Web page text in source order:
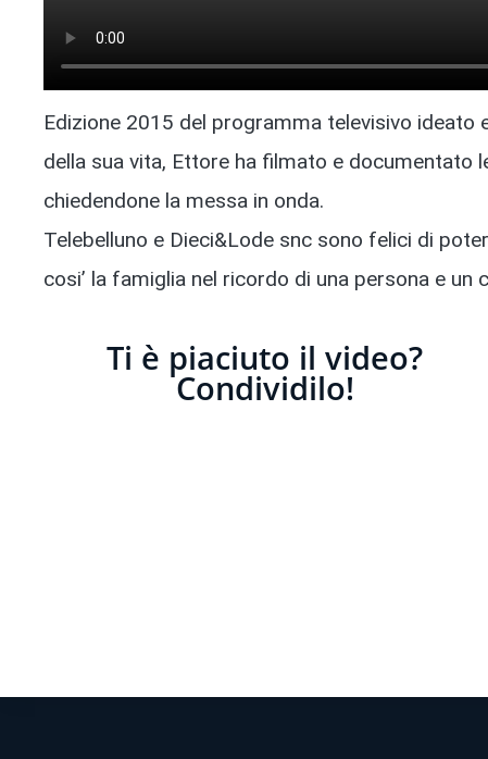
Edizione 2015 del programma televisivo ideato
della sua vita, Ettore ha filmato e documentato
chiedendone la messa in onda.
Telebelluno e Dieci&Lode snc sono felici di
cosi’ la famiglia nel ricordo di una persona e
Ti è piaciuto il video?
Condividilo!